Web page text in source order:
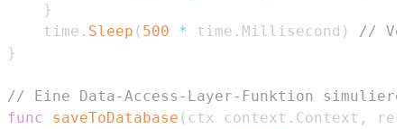
}
	time
. Sleep ( 500 * time . Millisecond )
//
}
// Eine Data-Access-Layer-Funktion
func
saveToDatabase ( ctx context . Context ,